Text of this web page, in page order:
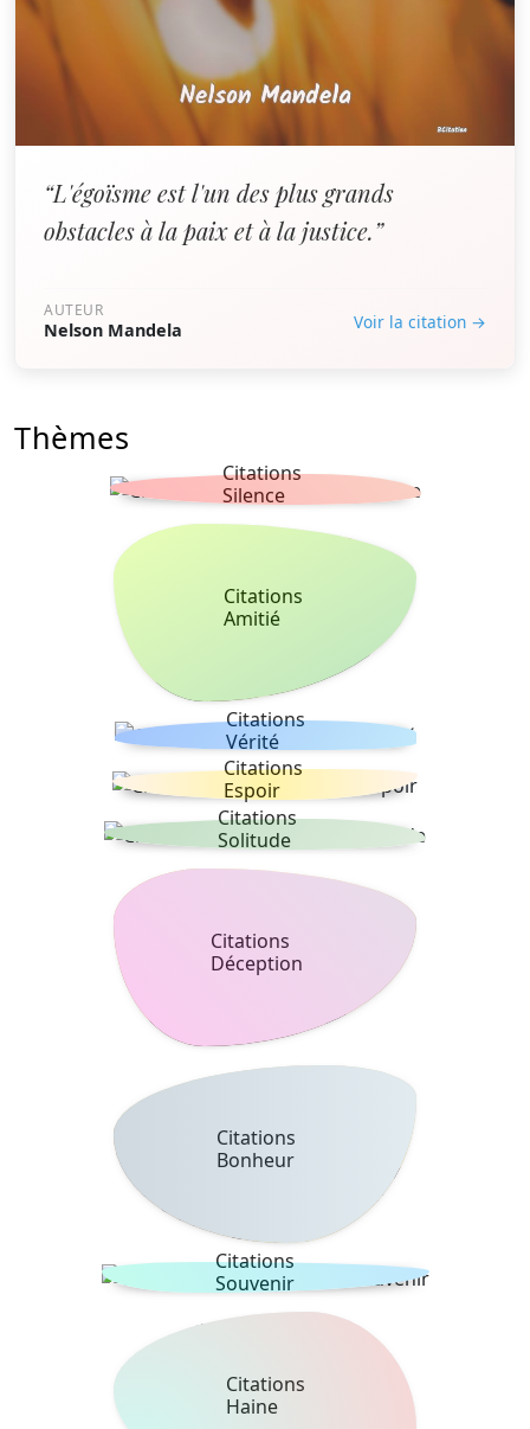
“L'égoïsme est l'un des plus grands
obstacles à la paix et à la justice.”
AUTEUR
Nelson Mandela Voir la citation →
Thèmes
Citations
Silence
Citations
Amitié
Citations
Vérité
Citations
Espoir
Citations
Solitude
Citations
Déception
Citations
Bonheur
Citations
Souvenir
Citations
Haine